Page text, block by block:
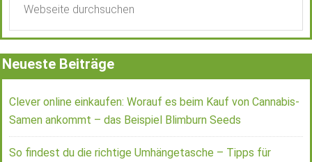
Neueste Beiträge
Clever online einkaufen: Worauf es beim Kauf von Cannabis-
Samen ankommt – das Beispiel Blimburn Seeds
So findest du die richtige Umhängetasche – Tipps für